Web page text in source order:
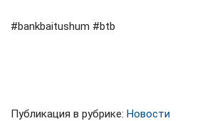
#bankbaitushum #btb⁣⁣⠀
Публикация в рубрике: Новости